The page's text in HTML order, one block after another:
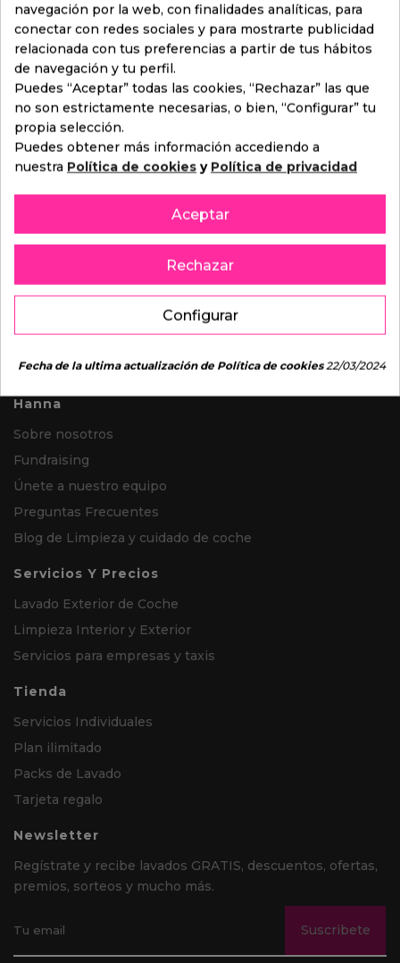
Añadir al carrito
Oferta del dia
17,27 € -3,00 € 14,27 €
Añadir al carrito
21,40 €
Hanna
Sobre nosotros
Fundraising
Únete a nuestro equipo
Preguntas Frecuentes
Blog de Limpieza y cuidado de coche
Servicios Y Precios
Lavado Exterior de Coche
Limpieza Interior y Exterior
Servicios para empresas y taxis
Tienda
Servicios Individuales
Plan ilimitado
Packs de Lavado
Tarjeta regalo
Newsletter
Regístrate y recibe lavados GRATIS, descuentos, ofertas,
premios, sorteos y mucho más.
Suscribete
navegación por la web, con finalidades analíticas, para
conectar con redes sociales y para mostrarte publicidad
relacionada con tus preferencias a partir de tus hábitos
de navegación y tu perfil.
Puedes “Aceptar” todas las cookies, “Rechazar” las que
no son estrictamente necesarias, o bien, “Configurar” tu
propia selección.
Puedes obtener más información accediendo a
nuestra Política de cookies y Política de privacidad
Aceptar
Rechazar
Configurar
Fecha de la ultima actualización de Política de cookies22/03/2024